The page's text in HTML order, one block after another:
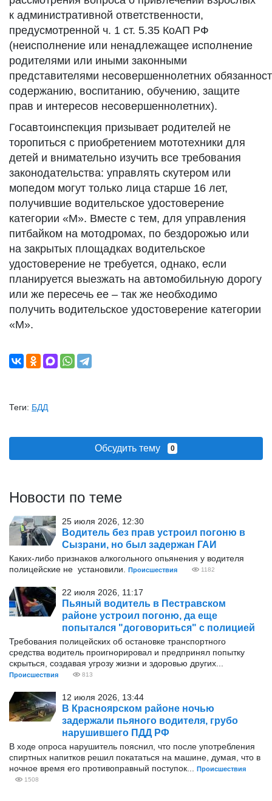
к административной ответственности,
предусмотренной ч. 1 ст. 5.35 КоАП РФ
(неисполнение или ненадлежащее исполнение
родителями или иными законными
представителями несовершеннолетних
содержанию, воспитанию, обучению, защите
прав и интересов несовершеннолетних).
Госавтоинспекция призывает родителей не
торопиться с приобретением мототехники для
детей и внимательно изучить все требования
законодательства: управлять скутером или
мопедом могут только лица старше 16 лет,
получившие водительское удостоверение
категории «М». Вместе с тем, для управления
питбайком на мотодромах, по бездорожью или
на закрытых площадках водительское
удостоверение не требуется, однако, если
планируется выезжать на автомобильную дорогу
или же пересечь ее – так же необходимо
получить водительское удостоверение категории
«М».
Теги: БДД
Обсудить тему 0
Новости по теме
25 июля 2026, 12:30
Водитель без прав устроил погоню в
Сызрани, но был задержан ГАИ
Каких-либо признаков алкогольного опьянения у водителя
полицейские не установили.
Происшествия 1182
22 июля 2026, 11:17
Пьяный водитель в Пестравском
районе устроил погоню, да еще
попытался "договориться" с полицией
Требования полицейских об остановке транспортного
средства водитель проигнорировал и предпринял попытку
скрыться, создавая угрозу жизни и здоровью других...
Происшествия 813
12 июля 2026, 13:44
В Красноярском районе ночью
задержали пьяного водителя, грубо
нарушившего ПДД РФ
В ходе опроса нарушитель пояснил, что после употребления
спиртных напитков решил покататься на машине, думая, что в
ночное время его противоправный поступок...
Происшествия
1508